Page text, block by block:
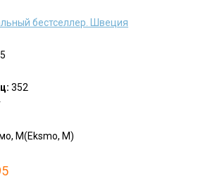
бестселлер. Швеция
352
М(Eksmo, M)